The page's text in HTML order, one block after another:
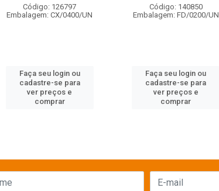
Código: 126797
Embalagem: CX/0400/UN
Faça seu login ou
cadastre-se para
ver preços e
comprar
Código: 140850
Embalagem: FD/0200/UN
Faça seu login ou
cadastre-se para
ver preços e
comprar